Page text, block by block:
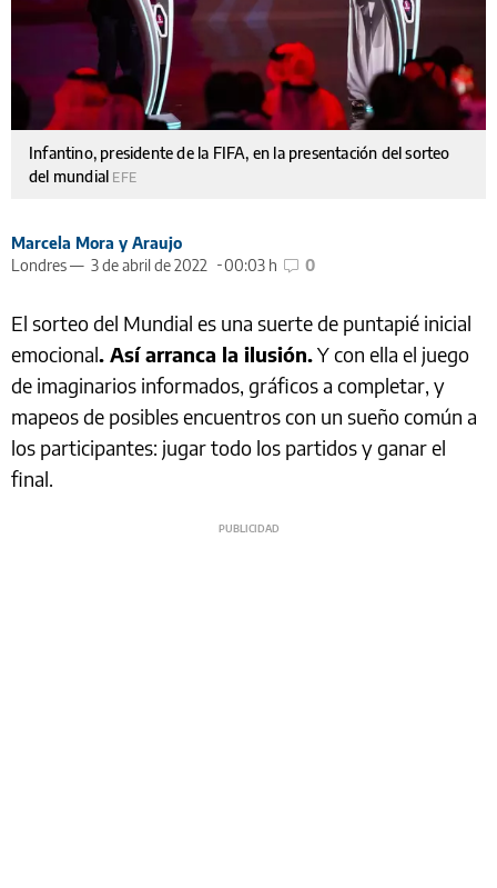
Infantino, presidente de la FIFA, en la presentación del sorteo
del mundial EFE
Marcela Mora y Araujo
Londres — 3 de abril de 2022 00:03 h 0
El sorteo del Mundial es una suerte de puntapié inicial
emocional. Así arranca la ilusión.Y con ella el juego
de imaginarios informados, gráficos a completar, y
mapeos de posibles encuentros con un sueño común a
los participantes: jugar todo los partidos y ganar el
final.